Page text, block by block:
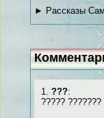
► Рассказы
1. ???:
????? ???????